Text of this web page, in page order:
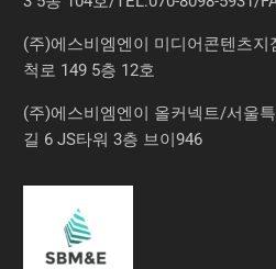
(주)에스비엠엔이 미디어콘텐츠
척로 149 5층 12호
(주)에스비엠엔이 올커넥트/서울
길 6 JS타워 3층 브이946